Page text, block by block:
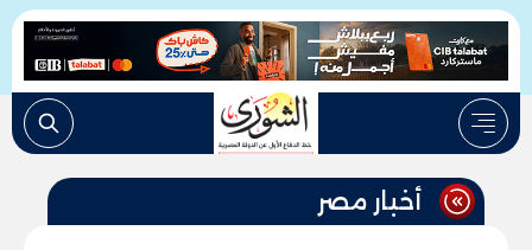
أخبار مصر